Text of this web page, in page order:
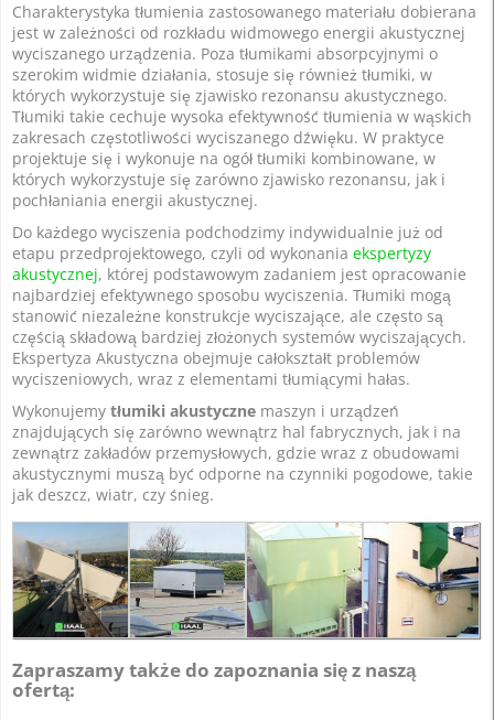
Charakterystyka tłumienia zastosowanego materiału dobierana
jest w zależności od rozkładu widmowego energii akustycznej
wyciszanego urządzenia. Poza tłumikami absorpcyjnymi o
szerokim widmie działania, stosuje się również tłumiki, w
których wykorzystuje się zjawisko rezonansu akustycznego.
Tłumiki takie cechuje wysoka efektywność tłumienia w wąskich
zakresach częstotliwości wyciszanego dźwięku. W praktyce
projektuje się i wykonuje na ogół tłumiki kombinowane, w
których wykorzystuje się zarówno zjawisko rezonansu, jak i
pochłaniania energii akustycznej.
Do każdego wyciszenia podchodzimy indywidualnie już od
etapu przedprojektowego, czyli od wykonania ekspertyzy
akustycznej, której podstawowym zadaniem jest opracowanie
najbardziej efektywnego sposobu wyciszenia. Tłumiki mogą
stanowić niezależne konstrukcje wyciszające, ale często są
częścią składową bardziej złożonych systemów wyciszających.
Ekspertyza Akustyczna obejmuje całokształt problemów
wyciszeniowych, wraz z elementami tłumiącymi hałas.
Wykonujemy tłumiki akustyczne maszyn i urządzeń
znajdujących się zarówno wewnątrz hal fabrycznych, jak i na
zewnątrz zakładów przemysłowych, gdzie wraz z obudowami
akustycznymi muszą być odporne na czynniki pogodowe, takie
jak deszcz, wiatr, czy śnieg.
Zapraszamy także do zapoznania się z naszą
ofertą: